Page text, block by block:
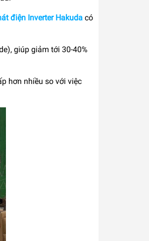
điện Inverter Hakuda có
giúp giảm tới 30-40%
hơn nhiều so với việc